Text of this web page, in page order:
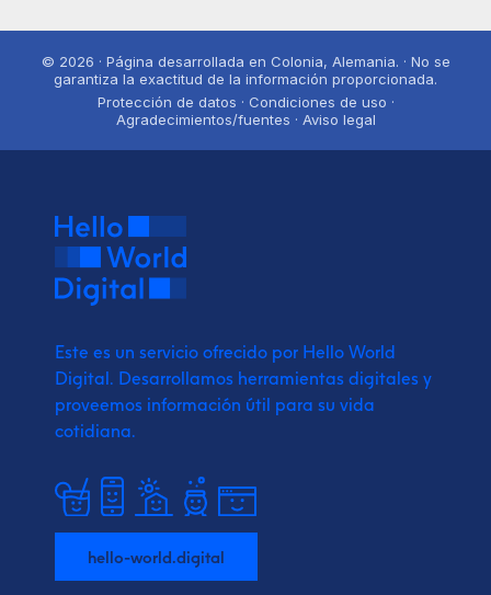
© 2026 · Página desarrollada en Colonia, Alemania. · No se
garantiza la exactitud de la información proporcionada.
Protección de datos · Condiciones de uso ·
Agradecimientos/fuentes · Aviso legal
Este es un servicio ofrecido por Hello World
Digital. Desarrollamos herramientas digitales y
proveemos información útil para su vida
cotidiana.
hello-world.digital